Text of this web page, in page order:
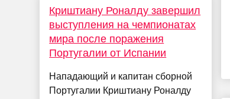
Криштиану Роналду завершил
выступления на чемпионатах
мира после поражения
Португалии от Испании
Нападающий и капитан сборной
Португалии Криштиану Роналду